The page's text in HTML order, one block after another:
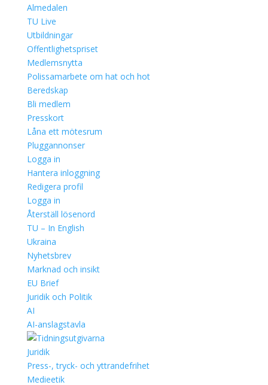
Almedalen
TU Live
Utbildningar
Offentlighetspriset
Medlemsnytta
Polissamarbete om hat och hot
Beredskap
Bli medlem
Presskort
Låna ett mötesrum
Pluggannonser
Logga in
Hantera inloggning
Redigera profil
Logga in
Återställ lösenord
TU – In English
Ukraina
Nyhetsbrev
Marknad och insikt
EU Brief
Juridik och Politik
AI
AI-anslagstavla
Juridik
Press-, tryck- och yttrandefrihet
Medieetik